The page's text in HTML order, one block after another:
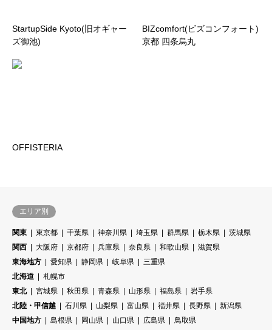
StartupSide Kyoto(旧オギャー
ズ御池)
BIZcomfort(ビズコンフォート)
京都 四条烏丸
OFFISTERIA
エリア別
関東 東京都 千葉県 神奈川県 埼玉県 群馬県 栃木県
茨城県
関西
大阪府 京都府 兵庫県 奈良県 和歌山県
滋賀県
東海地方
愛知県 静岡県 岐阜県
三重県
北海道
札幌市
東北
宮城県 秋田県 青森県 山形県 福島県
岩手県
北陸・甲信越
石川県 山梨県 富山県 福井県 長野県
新潟県
中国地方
島根県 岡山県 山口県 広島県 鳥取県